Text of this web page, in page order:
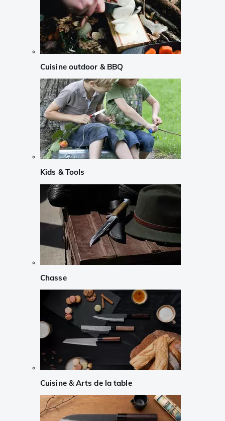
Cuisine outdoor & BBQ
Kids & Tools
Chasse
Cuisine & Arts de la table